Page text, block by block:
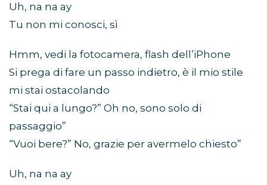
Uh, na na ay
Tu non mi conosci, sì
Hmm, vedi la fotocamera, flash dell’iPhone
Si prega di fare un passo indietro, è il mio stile
mi stai ostacolando
“Stai qui a lungo?” Oh no, sono solo di
passaggio”
“Vuoi bere?” No, grazie per avermelo chiesto”
Uh, na na ay